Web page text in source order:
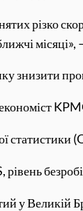
різко
знизити
статистики
у Великій